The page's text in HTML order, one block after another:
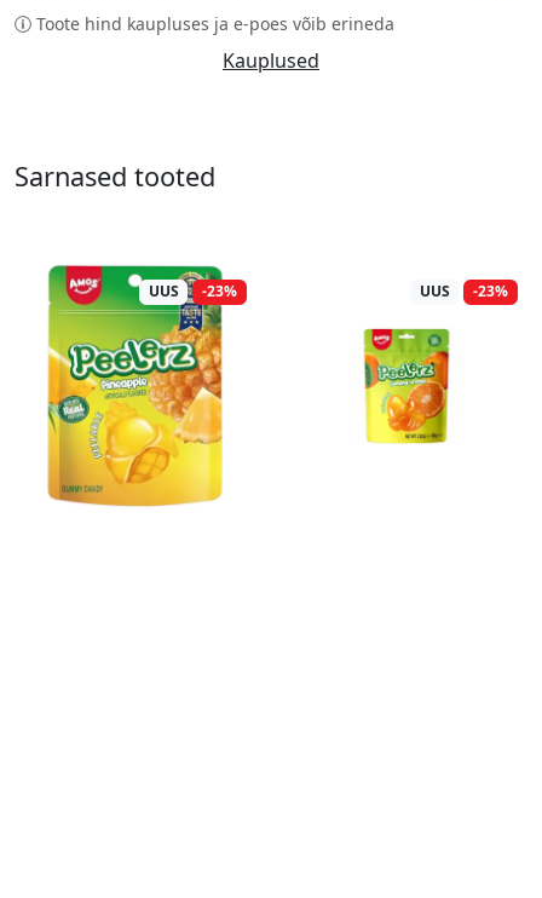
Toote hind kaupluses ja e-poes võib erineda
Kauplused
Sarnased tooted
UUS -23% UUS -23%